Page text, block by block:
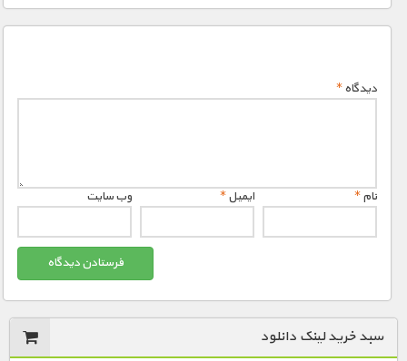
دیدگاه*
نام* ایمیل* وب‌ سایت
سبد خرید لینک دانلود